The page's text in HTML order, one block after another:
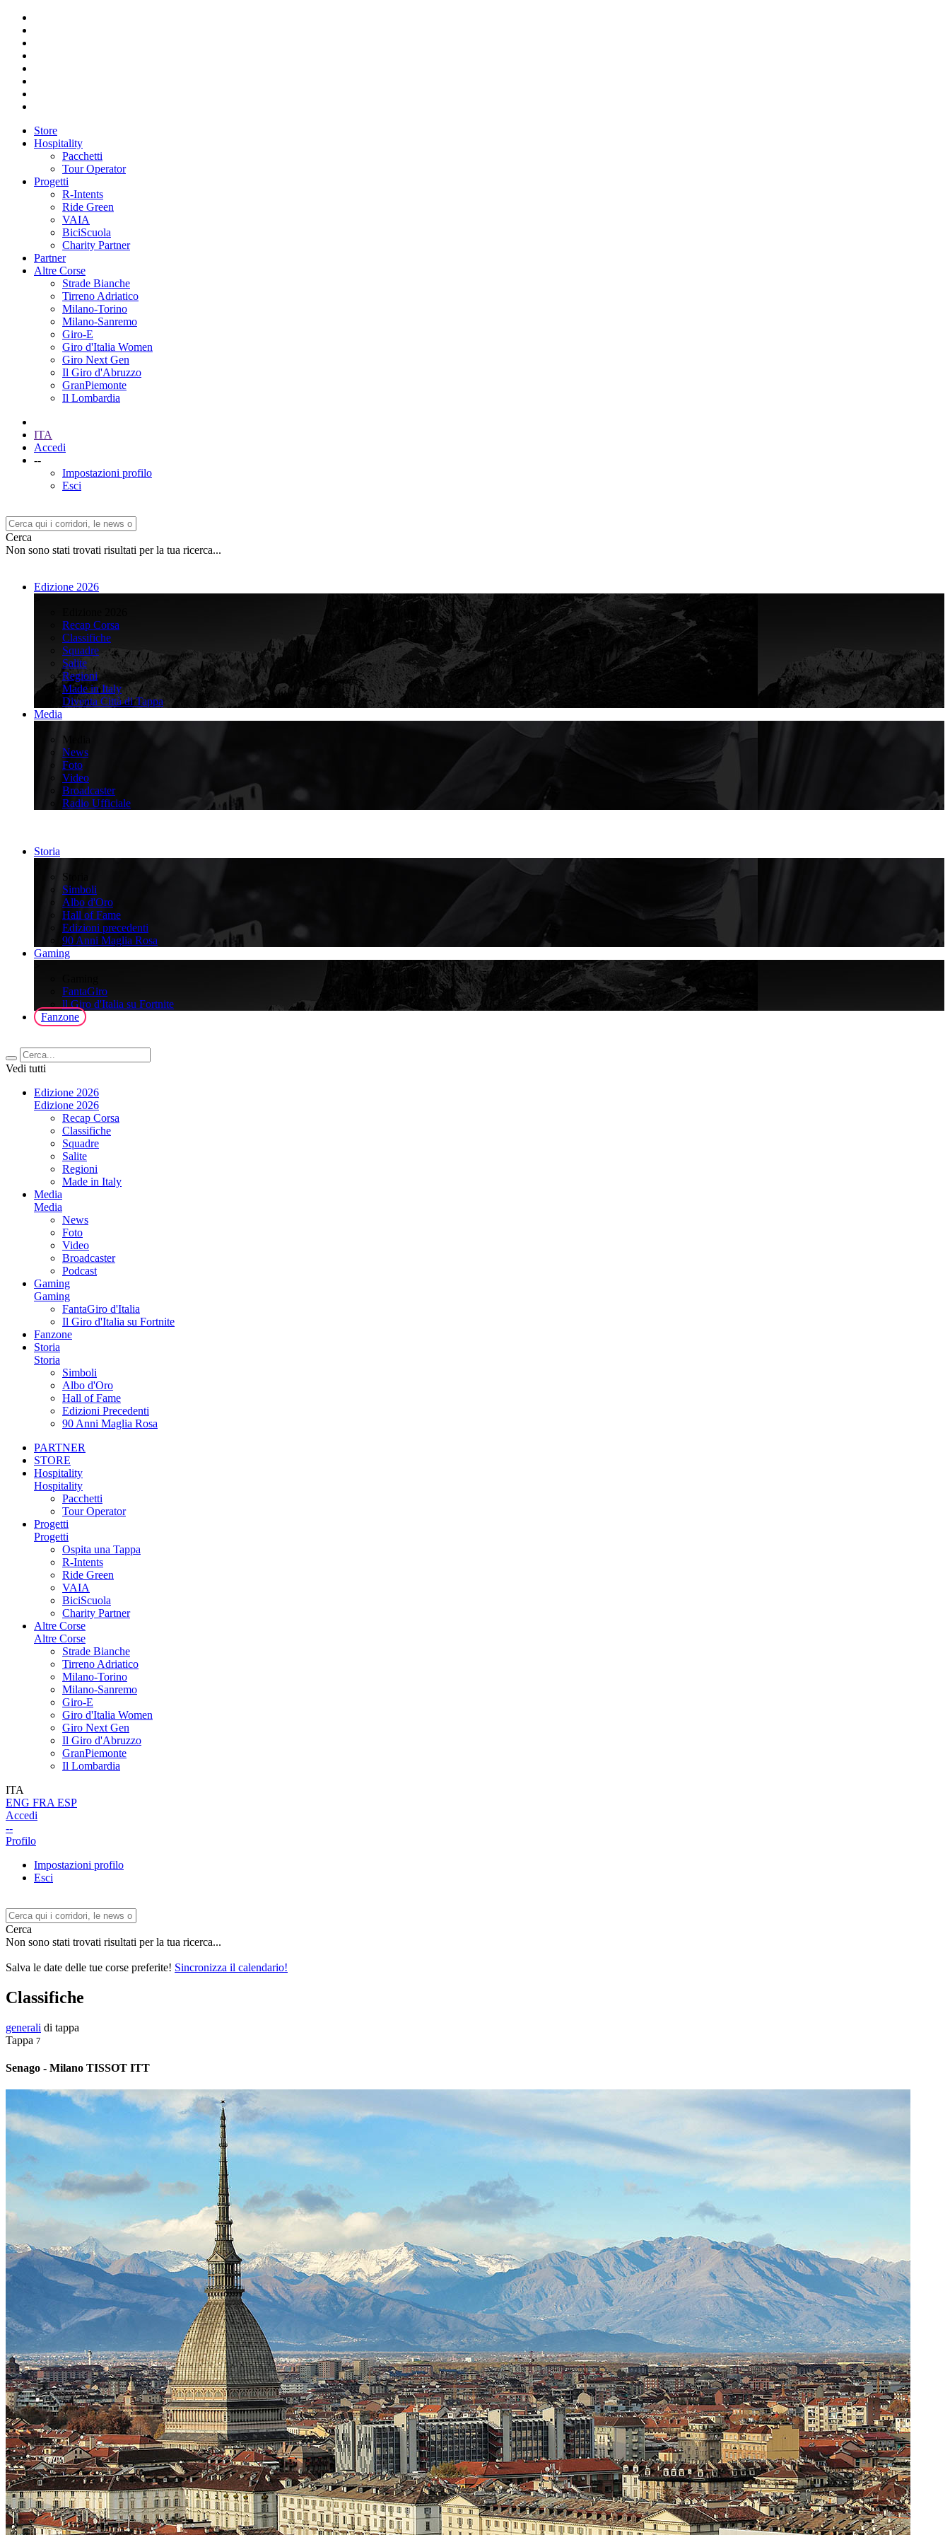
Store
Hospitality
Pacchetti
Tour Operator
Progetti
R-Intents
Ride Green
VAIA
BiciScuola
Charity Partner
Partner
Altre Corse
Strade Bianche
Tirreno Adriatico
Milano-Torino
Milano-Sanremo
Giro-E
Giro d'Italia Women
Giro Next Gen
Il Giro d'Abruzzo
GranPiemonte
Il Lombardia
ITA
Accedi
--
Impostazioni profilo
Esci
Cerca
Non sono stati trovati risultati per la tua ricerca...
Edizione 2026
Recap Corsa
Classifiche
Squadre
Salite
Regioni
Made in Italy
Diventa Città di Tappa
Media
Media
News
Foto
Video
Broadcaster
Radio Ufficiale
Storia
Storia
Simboli
Albo d'Oro
Hall of Fame
Edizioni precedenti
90 Anni Maglia Rosa
Gaming
FantaGiro
ll Giro d'Italia su Fortnite
Fanzone
Vedi tutti
Edizione 2026
Edizione 2026
Recap Corsa
Classifiche
Squadre
Salite
Regioni
Made in Italy
Media
Media
News
Foto
Video
Broadcaster
Podcast
Gaming
Gaming
FantaGiro d'Italia
Il Giro d'Italia su Fortnite
Fanzone
Storia
Storia
Simboli
Albo d'Oro
Hall of Fame
Edizioni Precedenti
90 Anni Maglia Rosa
PARTNER
STORE
Hospitality
Hospitality
Pacchetti
Tour Operator
Progetti
Progetti
Ospita una Tappa
R-Intents
Ride Green
VAIA
BiciScuola
Charity Partner
Altre Corse
Altre Corse
Strade Bianche
Tirreno Adriatico
Milano-Torino
Milano-Sanremo
Giro-E
Giro d'Italia Women
Giro Next Gen
Il Giro d'Abruzzo
GranPiemonte
Il Lombardia
ITA
ENG FRA ESP
Accedi
--
Profilo
Impostazioni profilo
Esci
Cerca
Non sono stati trovati risultati per la tua ricerca...
Salva le date delle tue corse preferite! Sincronizza il calendario!
Classifiche
generali di tappa
Tappa 7
Senago - Milano TISSOT ITT